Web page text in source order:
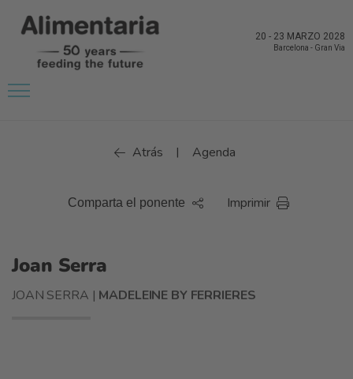
20 - 23 MARZO 2028
Barcelona - Gran Via
Atrás | Agenda
Comparta el ponente Imprimir
Joan Serra
JOAN SERRA | MADELEINE BY FERRIERES